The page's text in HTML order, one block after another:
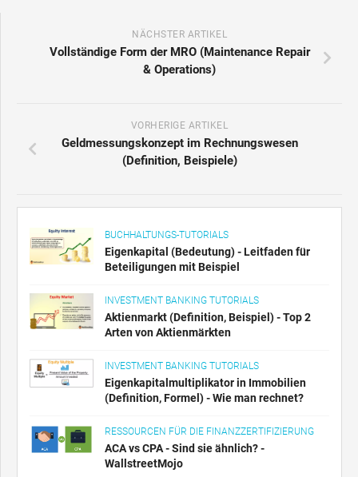
NÄCHSTER ARTIKEL
Vollständige Form der MRO (Maintenance Repair
& Operations)
VORHERIGE ARTIKEL
Geldmessungskonzept im Rechnungswesen
(Definition, Beispiele)
BUCHHALTUNGS-TUTORIALS
Eigenkapital (Bedeutung) - Leitfaden für
Beteiligungen mit Beispiel
INVESTMENT BANKING TUTORIALS
Aktienmarkt (Definition, Beispiel) - Top 2
Arten von Aktienmärkten
INVESTMENT BANKING TUTORIALS
Eigenkapitalmultiplikator in Immobilien
(Definition, Formel) - Wie man rechnet?
RESSOURCEN FÜR DIE FINANZZERTIFIZIERUNG
ACA vs CPA - Sind sie ähnlich? -
WallstreetMojo